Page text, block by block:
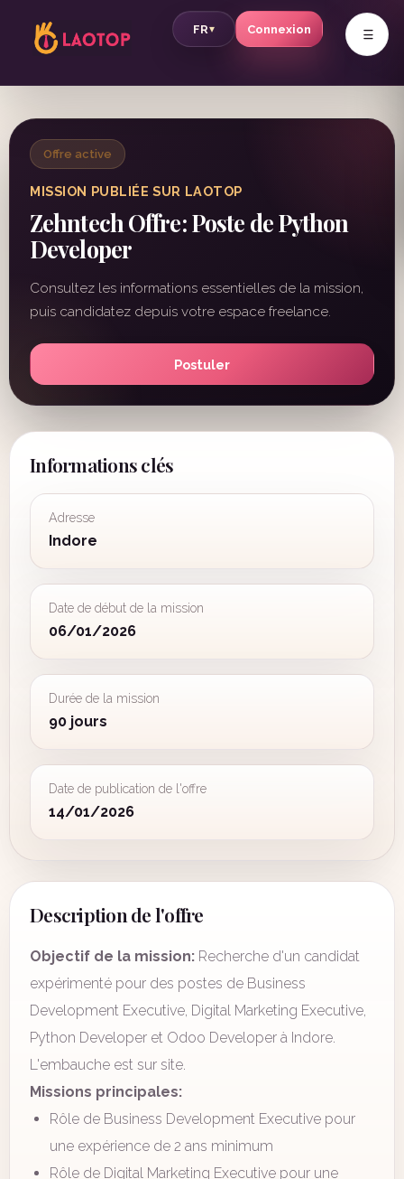
FR▾ Connexion v
Offre active
MISSION PUBLIÉE SUR LAOTOP
Zehntech Offre: Poste de Python
Developer
Consultez les informations essentielles de la mission,
puis candidatez depuis votre espace freelance.
Postuler
Informations clés
Adresse
Indore
Date de début de la mission
06/01/2026
Durée de la mission
90 jours
Date de publication de l'offre
14/01/2026
Description de l'offre
Objectif de la mission: Recherche d'un candidat
expérimenté pour des postes de Business
Development Executive, Digital Marketing Executive,
Python Developer et Odoo Developer à Indore.
L'embauche est sur site.
Missions principales:
Rôle de Business Development Executive pour
une expérience de 2 ans minimum
Rôle de Digital Marketing Executive pour une